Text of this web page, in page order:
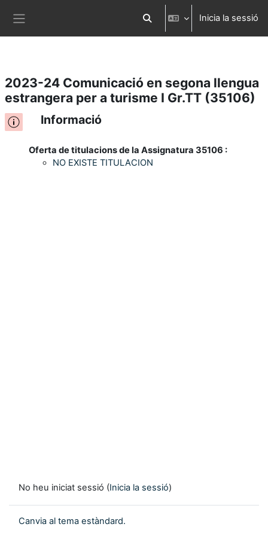
Ves al contingut principal Commuta l'entrada de la cerca
Inicia la sessió
2023-24 Comunicació en segona llengua
estrangera per a turisme I Gr.TT (35106)
Informació
Oferta de titulacions de la Assignatura 35106 :
NO EXISTE TITULACION
No heu iniciat sessió (Inicia la sessió)
Canvia al tema estàndard.